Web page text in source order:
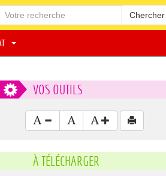
Chercher
VOS OUTILS
À TÉLÉCHARGER